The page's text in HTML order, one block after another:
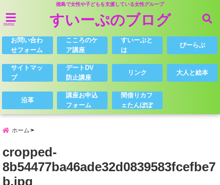
徳島で女性や子どもを支援している女性グループ
menu すいーぷのブログ
お問い合わ
せフォーム
こころのケ
ア講座
すいーぷと
は
びーらぶ
サイトマッ
プ
デートDV
防止講座
リンク 大人と絵本
沿革
講座お申込
フォーム
間借りカフ
ェたんぽぽ
ホーム
cropped-
8b54477ba46ade32d0839583fcefbe7
b.jpg